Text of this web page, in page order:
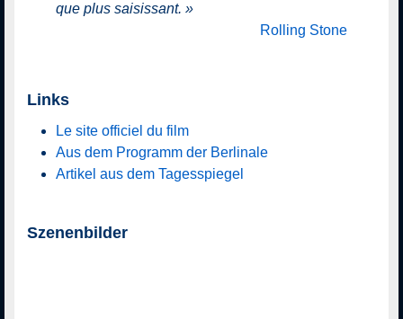
que plus saisissant. »
Rolling Stone
Links
Le site officiel du film
Aus dem Programm der Berlinale
Artikel aus dem Tagesspiegel
Szenenbilder